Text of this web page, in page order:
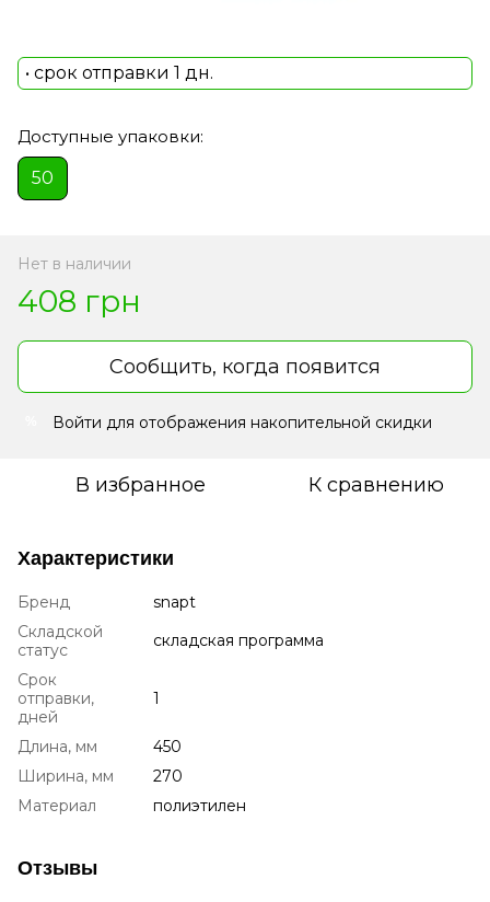
• срок отправки 1 дн.
Доступные упаковки:
50
Нет в наличии
408 грн
Сообщить, когда появится
Войти для отображения накопительной скидки
В избранное К сравнению
Характеристики
Бренд
snapt
Складской
статус
складская программа
Срок
отправки,
дней
1
Длина, мм
450
Ширина, мм
270
Материал
полиэтилен
Отзывы